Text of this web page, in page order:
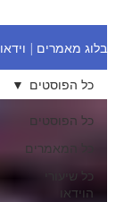
בלוג מאמרים | וידאו
כל הפוסטים
כל המאמרים
כל שיעורי
הוידאו
כל הפוסטים